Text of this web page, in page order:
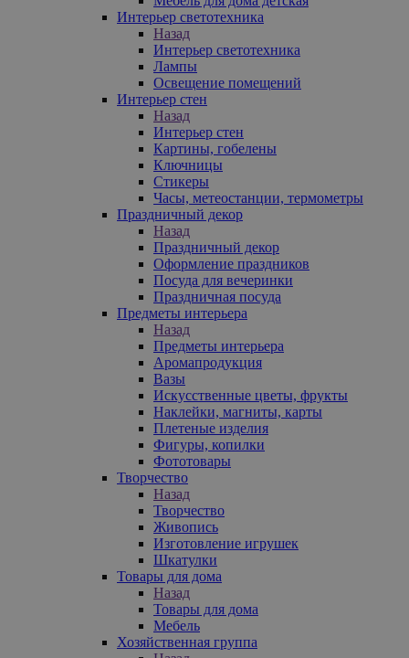
Интерьер светотехника
Назад
Интерьер светотехника
Лампы
Освещение помещений
Интерьер стен
Назад
Интерьер стен
Картины, гобелены
Ключницы
Стикеры
Часы, метеостанции, термометры
Праздничный декор
Назад
Праздничный декор
Оформление праздников
Посуда для вечеринки
Праздничная посуда
Предметы интерьера
Назад
Предметы интерьера
Аромапродукция
Вазы
Искусственные цветы, фрукты
Наклейки, магниты, карты
Плетеные изделия
Фигуры, копилки
Фототовары
Творчество
Назад
Творчество
Живопись
Изготовление игрушек
Шкатулки
Товары для дома
Назад
Товары для дома
Мебель
Хозяйственная группа